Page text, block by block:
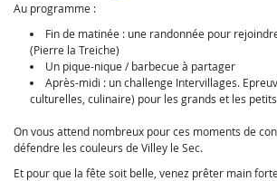
Au programme :
Fin de matinée : une randonnée pour
(Pierre la Treiche)
Un pique-nique / barbecue à partager
Après-midi : un challenge Intervillages.
culturelles, culinaire) pour les grands et les
On vous attend nombreux pour ces moments de
défendre les couleurs de Villey le Sec.
Et pour que la fête soit belle, venez prêter main forte